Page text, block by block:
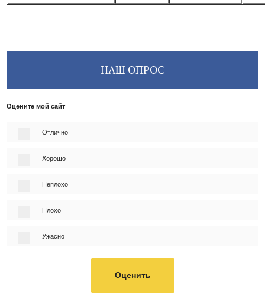
НАШ ОПРОС
Оцените мой сайт
Отлично
Хорошо
Неплохо
Плохо
Ужасно